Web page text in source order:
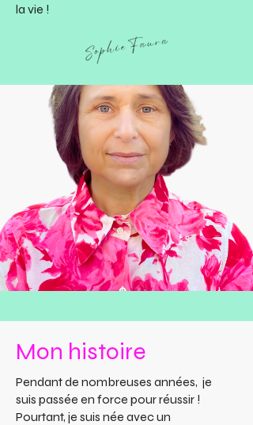
la vie !
Mon histoire
Pendant de nombreuses années, je
suis passée en force pour réussir !
Pourtant, je suis née avec un